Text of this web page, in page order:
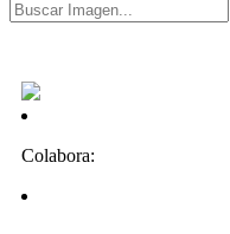
Colabora: